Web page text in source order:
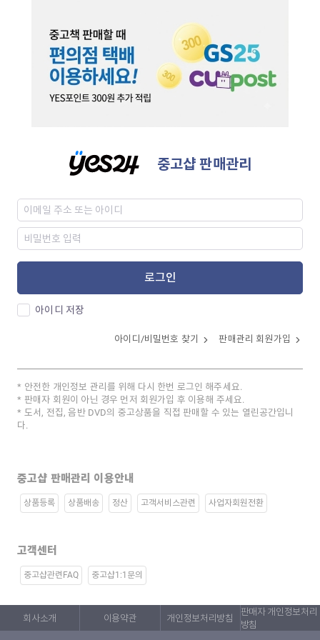
중고샵 판매관리
로그인
아이디 저장
아이디/비밀번호 찾기 판매관리 회원가입
안전한 개인정보 관리를 위해 다시 한번 로그인 해주세요.
판매자 회원이 아닌 경우 먼저 회원가입 후 이용해 주세요.
도서, 전집, 음반 DVD의 중고상품을 직접 판매할 수 있는 열린공간입니
다.
중고샵 판매관리 이용안내
상품등록 상품배송 정산 고객서비스관련 사업자회원전환
고객센터
중고샵관련FAQ 중고샵1:1문의
회사소개 이용약관 개인정보처리방침
판매자 개인정보처리
방침